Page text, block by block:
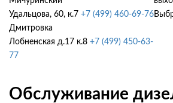
Удальцова, 60, к.7 +7 (499) 460-69-76
Дмитровка
Лобненская д.17 к.8 +7 (499) 450-63-
77
Обслуживание